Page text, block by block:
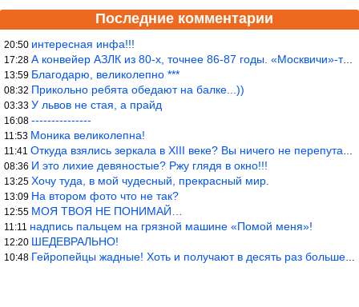
Последние комментарии
20:50 интересная инфа!!!
17:28 А конвейер АЗЛК из 80-х, точнее 86-87 годы. «Москвичи»-то из пер
13:59 Благодарю, великолепно ***
08:32 Прикольно ребята обедают на балке...))
03:33 У львов не стая, а прайд
16:08 ---------------
11:53 Моника великолепна!
11:41 Откуда взялись зеркала в XIII веке? Вы ничего не перепутали?
08:36 И это лихие девяностые? Ржу глядя в окно!!!
13:25 Хочу туда, в мой чудесный, прекрасный мир.
13:09 На втором фото что не так?
12:55 МОЯ ТВОЯ НЕ ПОНИМАЙ…
11:11 надпись пальцем на грязной машине «Помой меня»!
12:20 ШЕДЕВРАЛЬНО!
10:48 Гейропейцы жадные! Хоть и получают в десять раз больше жителей б